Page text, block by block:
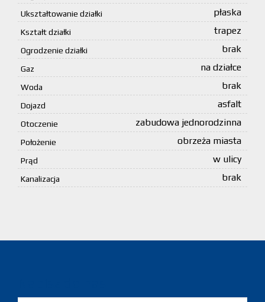
Ukształtowanie działki płaska
Kształt działki trapez
Ogrodzenie działki brak
Gaz na działce
Woda brak
Dojazd asfalt
Otoczenie zabudowa jednorodzinna
Położenie obrzeża miasta
Prąd w ulicy
Kanalizacja brak